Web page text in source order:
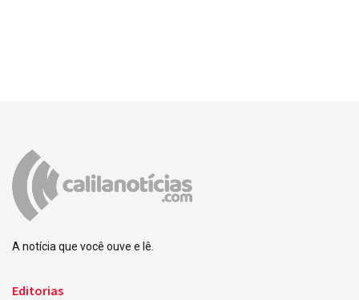
A notícia que você ouve e lê.
Editorias